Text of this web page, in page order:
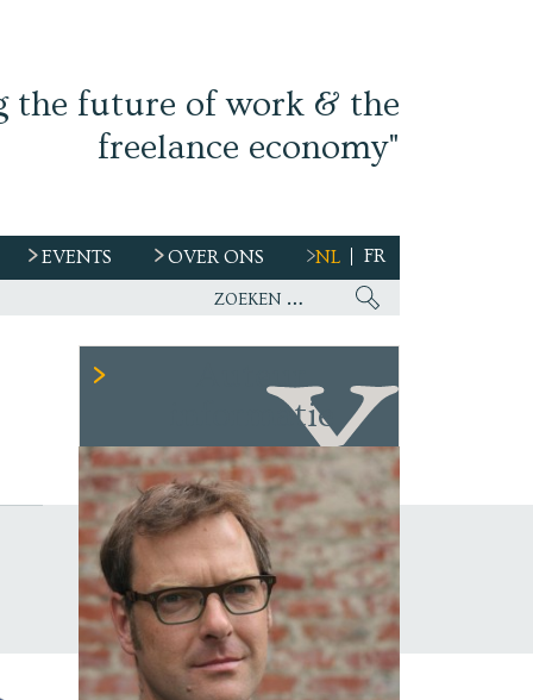
the future of work & the
freelance economy"
EVENTS OVER ONS NL FR
Auteur
informatie